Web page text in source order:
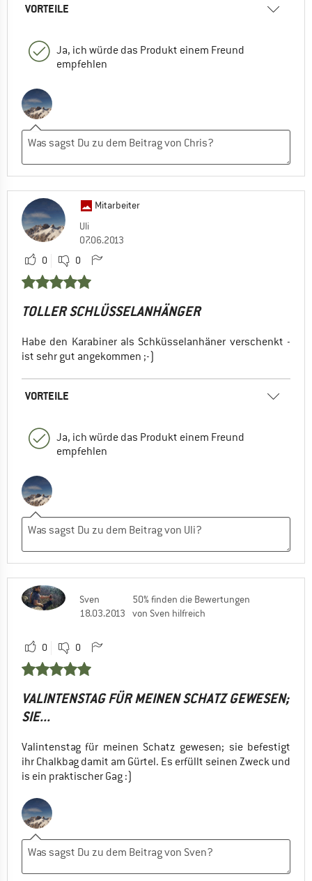
VORTEILE
Ja, ich würde das Produkt einem Freund
empfehlen
Mitarbeiter
Uli
07.06.2013
0
0
TOLLER SCHLÜSSELANHÄNGER
Habe den Karabiner als Schküsselanhäner verschenkt -
ist sehr gut angekommen ;-)
VORTEILE
Ja, ich würde das Produkt einem Freund
empfehlen
Sven
18.03.2013
50% finden die Bewertungen
von Sven hilfreich
0 0
VALINTENSTAG FÜR MEINEN SCHATZ GEWESEN;
SIE...
Valintenstag für meinen Schatz gewesen; sie befestigt
ihr Chalkbag damit am Gürtel. Es erfüllt seinen Zweck und
is ein praktischer Gag :)